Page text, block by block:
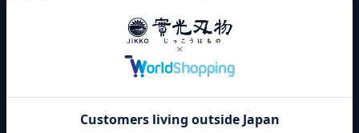
實光刃物は、職人の技による切れ味にこだわりを持って
います。出荷前に全品刃付け済みのため、購入後すぐに
切れ味が良い包丁をお使い頂けます。また、全品検品作
業してから発送しているので、安心してお買い上げいた